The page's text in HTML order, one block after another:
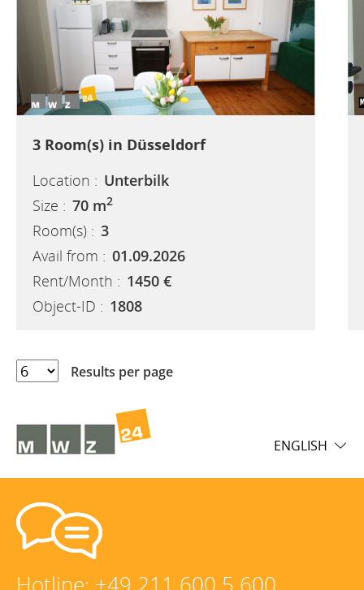
3 Room(s) in Düsseldorf
Location : Unterbilk
Size : 70 m2
Room(s) : 3
Avail from : 01.09.2026
Rent/Month : 1450 €
Object-ID : 1808
Results per page
ENGLISH
Hotline: +49 211 600 5 600